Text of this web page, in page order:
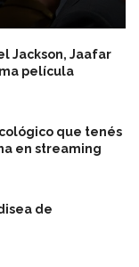
Jackson, Jaafar
película
que tenés
en streaming
de